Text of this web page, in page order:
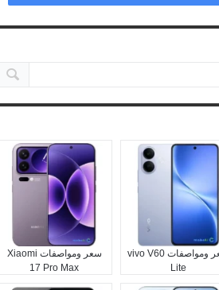
سعر ومواصفات vivo V60
Lite
سعر ومواصفات Xiaomi
17 Pro Max